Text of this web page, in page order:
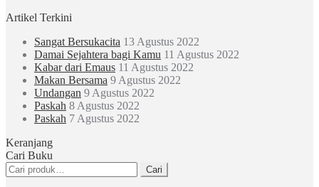
Artikel Terkini
Sangat Bersukacita 13 Agustus 2022
Damai Sejahtera bagi Kamu 11 Agustus 2022
Kabar dari Emaus 11 Agustus 2022
Makan Bersama 9 Agustus 2022
Undangan 9 Agustus 2022
Paskah 8 Agustus 2022
Paskah 7 Agustus 2022
Keranjang
Cari Buku
Pencarian
untuk:
Cari